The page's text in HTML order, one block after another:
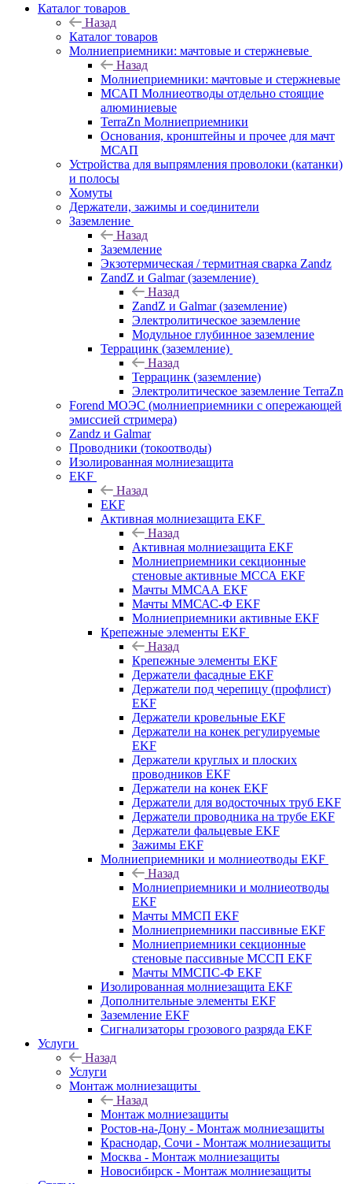
Каталог товаров
Назад
Каталог товаров
Молниеприемники: мачтовые и стержневые
Назад
Молниеприемники: мачтовые и стержневые
МСАП Молниеотводы отдельно стоящие
алюминиевые
TerraZn Молниеприемники
Основания, кронштейны и прочее для мачт
МСАП
Устройства для выпрямления проволоки (катанки)
и полосы
Хомуты
Держатели, зажимы и соединители
Заземление
Назад
Заземление
Экзотермическая / термитная сварка Zandz
ZandZ и Galmar (заземление)
Назад
ZandZ и Galmar (заземление)
Электролитическое заземление
Модульное глубинное заземление
Террацинк (заземление)
Назад
Террацинк (заземление)
Электролитическое заземление TerraZn
Forend МОЭС (молниеприемники с опережающей
эмиссией стримера)
Zandz и Galmar
Проводники (токоотводы)
Изолированная молниезащита
EKF
Назад
EKF
Активная молниезащита EKF
Назад
Активная молниезащита EKF
Молниеприемники секционные
стеновые активные МССА EKF
Мачты ММСАА EKF
Мачты ММСАС-Ф EKF
Молниеприемники активные EKF
Крепежные элементы EKF
Назад
Крепежные элементы EKF
Держатели фасадные EKF
Держатели под черепицу (профлист)
EKF
Держатели кровельные EKF
Держатели на конек регулируемые
EKF
Держатели круглых и плоских
проводников EKF
Держатели на конек EKF
Держатели для водосточных труб EKF
Держатели проводника на трубе EKF
Держатели фальцевые EKF
Зажимы EKF
Молниеприемники и молниеотводы EKF
Назад
Молниеприемники и молниеотводы
EKF
Мачты ММСП EKF
Молниеприемники пассивные EKF
Молниеприемники секционные
стеновые пассивные МССП EKF
Мачты ММСПС-Ф EKF
Изолированная молниезащита EKF
Дополнительные элементы EKF
Заземление EKF
Сигнализаторы грозового разряда EKF
Услуги
Назад
Услуги
Монтаж молниезащиты
Назад
Монтаж молниезащиты
Ростов-на-Дону - Монтаж молниезащиты
Краснодар, Сочи - Монтаж молниезащиты
Москва - Монтаж молниезащиты
Новосибирск - Монтаж молниезащиты